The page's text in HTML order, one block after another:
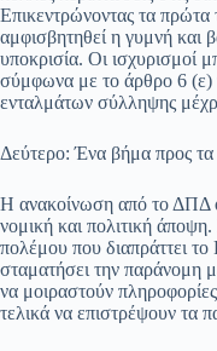
Επικεντρώνοντας τα
αμφισβητηθεί η γυμνή και
υποκρισία. Οι ισχυρισμοί
σύμφωνα με το άρθρο 6 (ε)
ενταλμάτων σύλληψης
Δεύτερο: Ένα βήμα προς
Η ανακοίνωση από το ΔΠΔ
νομική και πολιτική
πολέμου που διαπράττει
σταματήσει την παράνομη
να μοιραστούν
τελικά να επιστρέψουν τα